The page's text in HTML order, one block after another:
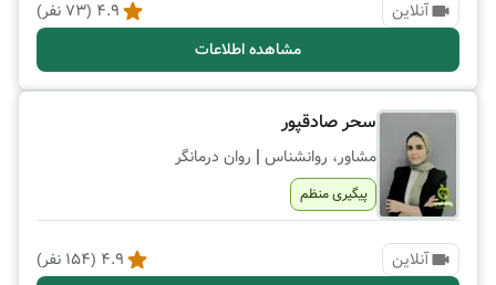
آنلاین 4.9
(
73 نفر)
مشاهده اطلاعات
سحر صادقپور
مشاور، روانشناس | روان درمانگر
پیگیری منظم
آنلاین 4.9
(
154 نفر)